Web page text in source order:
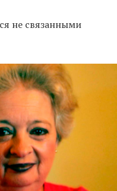
не связанными